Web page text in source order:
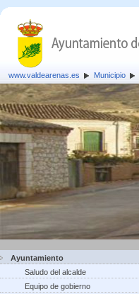
www.valdearenas.es Municipio
Ayuntamiento
Saludo del alcalde
Equipo de gobierno